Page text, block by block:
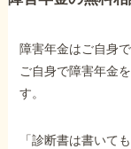
障害年金はご自身
ご自身で障害年金
す。
「診断書は書いて